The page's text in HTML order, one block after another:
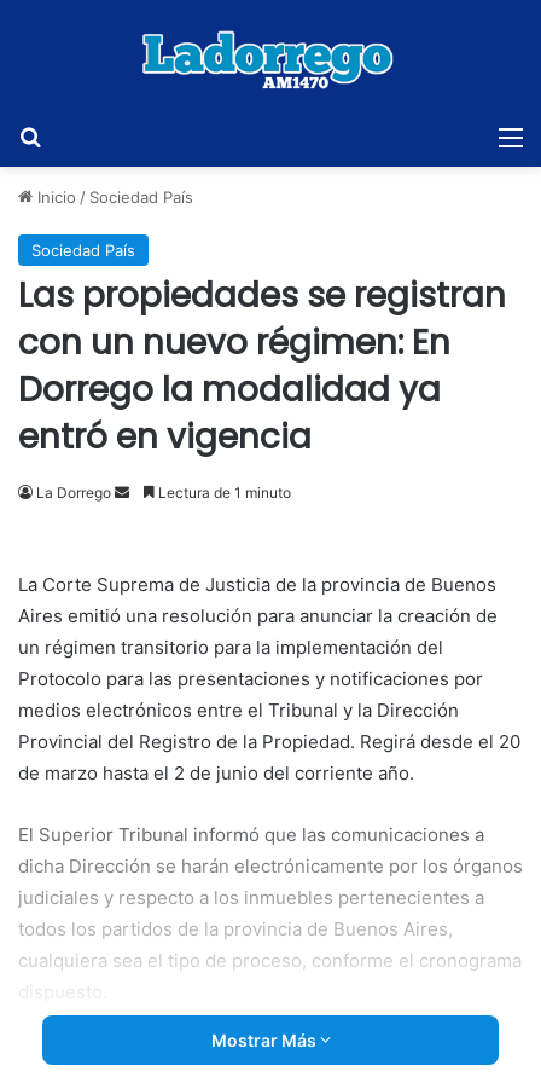
Inicio / Sociedad País
Sociedad País
Las propiedades se registran
con un nuevo régimen: En
Dorrego la modalidad ya
entró en vigencia
La Dorrego
SendLectura de 1 minuto
La Corte Suprema de Justicia de la provincia de Buenos
Aires emitió una resolución para anunciar la creación de
un régimen transitorio para la implementación del
Protocolo para las presentaciones y notificaciones por
medios electrónicos entre el Tribunal y la Dirección
Provincial del Registro de la Propiedad. Regirá desde el 20
de marzo hasta el 2 de junio del corriente año.
El Superior Tribunal informó que las comunicaciones a
dicha Dirección se harán electrónicamente por los órganos
judiciales y respecto a los inmuebles pertenecientes a
todos los partidos de la provincia de Buenos Aires,
cualquiera sea el tipo de proceso, conforme el cronograma
dispuesto.
La modalidad entró en vigencia el 11 de marzo de 2019
Mostrar Más